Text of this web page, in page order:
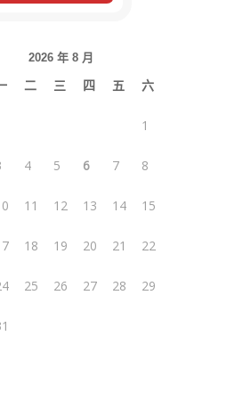
2026 年 8 月
二 三 四 五 六
1
4 5 6 7 8
11 12 13 14 15
18 19 20 21 22
25 26 27 28 29